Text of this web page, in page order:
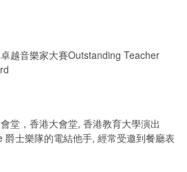
越音樂家大賽Outstanding Teacher
堂，香港大會堂, 香港教育大學演出
爵士樂隊的電結他手, 經常受邀到餐廳表